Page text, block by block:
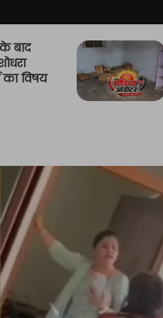
बाद
का विषय